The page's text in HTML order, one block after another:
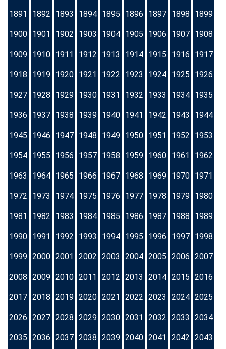
1891 1892 1893 1894 1895 1896 1897 1898 1899
1900 1901 1902 1903 1904 1905 1906 1907 1908
1909 1910 1911 1912 1913 1914 1915 1916 1917
1918 1919 1920 1921 1922 1923 1924 1925 1926
1927 1928 1929 1930 1931 1932 1933 1934 1935
1936 1937 1938 1939 1940 1941 1942 1943 1944
1945 1946 1947 1948 1949 1950 1951 1952 1953
1954 1955 1956 1957 1958 1959 1960 1961 1962
1963 1964 1965 1966 1967 1968 1969 1970 1971
1972 1973 1974 1975 1976 1977 1978 1979 1980
1981 1982 1983 1984 1985 1986 1987 1988 1989
1990 1991 1992 1993 1994 1995 1996 1997 1998
1999 2000 2001 2002 2003 2004 2005 2006 2007
2008 2009 2010 2011 2012 2013 2014 2015 2016
2017 2018 2019 2020 2021 2022 2023 2024 2025
2026 2027 2028 2029 2030 2031 2032 2033 2034
2035 2036 2037 2038 2039 2040 2041 2042 2043